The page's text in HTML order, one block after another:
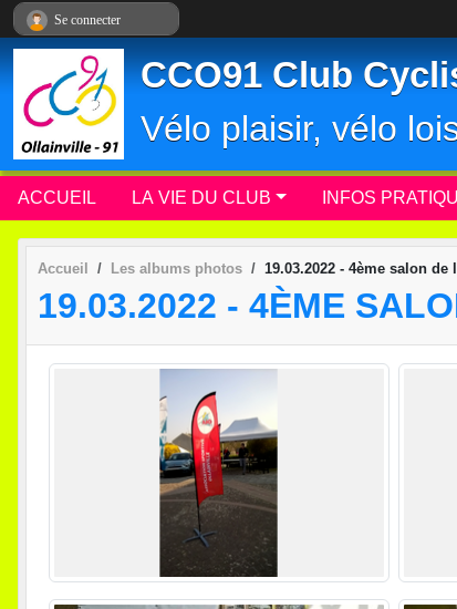
CCO91 Club
Vélo plaisir, vélo
ACCUEIL LA VIE DU CLUB INFOS
Accueil Les albums photos 19.03.2022 - 4ème salon
19.03.2022 - 4ÈME
Se connecter
Panneau de gestion des cookies